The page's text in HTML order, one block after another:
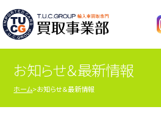
TUCのカンタン査定
査定の注意事項
お知らせ＆最新情報
ホーム お知らせ＆最新情報